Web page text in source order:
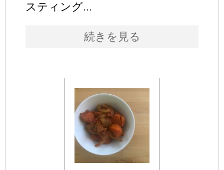
スティング...
続きを見る